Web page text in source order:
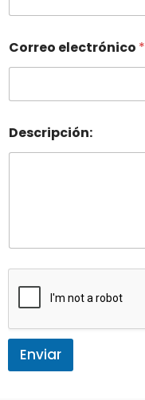
Correo electrónico *
Descripción:
Enviar